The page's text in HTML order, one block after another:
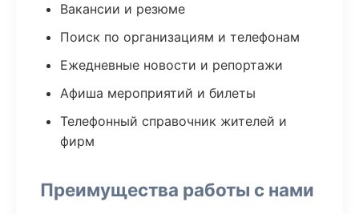
Вакансии и резюме
Поиск по организациям и телефонам
Ежедневные новости и репортажи
Афиша мероприятий и билеты
Телефонный справочник жителей и
фирм
Преимущества работы с нами